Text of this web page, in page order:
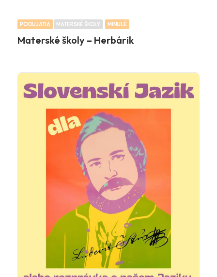
PODUJATIA MATERSKÉ ŠKOLY MINULÉ
Materské školy – Herbárik